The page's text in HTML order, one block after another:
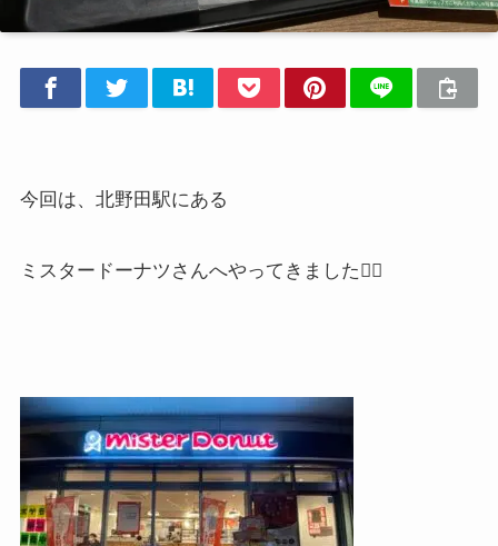
今回は、北野田駅にある
ミスタードーナツさんへやってきました🏃‍♀️